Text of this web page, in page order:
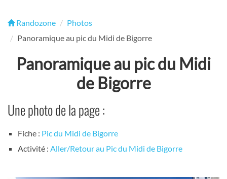
Randozone
Photos
Panoramique au pic du Midi de Bigorre
Panoramique au pic du Midi
de Bigorre
Une photo de la page :
Fiche : Pic du Midi de Bigorre
Activité : Aller/Retour au Pic du Midi de Bigorre